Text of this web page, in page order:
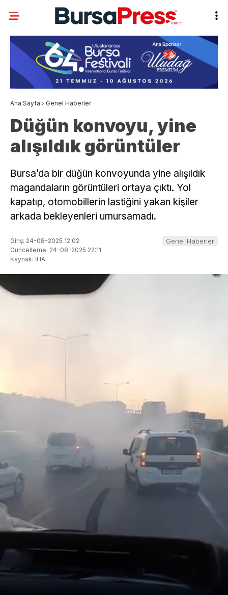
Ana Sayfa › Genel Haberler
Düğün konvoyu, yine
alışıldık görüntüler
Bursa’da bir düğün konvoyunda yine alışıldık
magandaların görüntüleri ortaya çıktı. Yol
kapatıp, otomobillerin lastiğini yakan kişiler
arkada bekleyenleri umursamadı.
Giriş: 24-08-2025 12:02
Güncelleme: 24-08-2025 22:11
Kaynak: İHA
Genel Haberler